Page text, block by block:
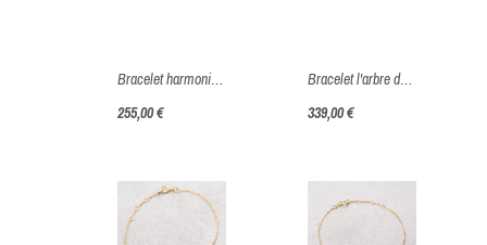
Bracelet harmonie de pierres et perles - Or jaune ou blanc 375 millièmes (9 carat)
255,00 €
Bracelet l'arbre de vie d'Or et son diamant éthique - Or Jaune ou Or Blanc 375 millièmes (9 Carats)
339,00 €